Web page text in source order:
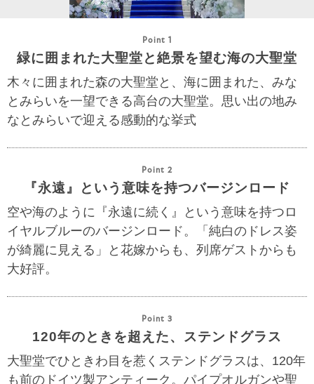
Point 1
緑に囲まれた大聖堂と絶景を望む海の大聖堂
木々に囲まれた森の大聖堂と、海に囲まれた、みな
とみらいを一望できる高台の大聖堂。思い出の地み
なとみらいで迎える感動的な挙式
Point 2
『永遠』という意味を持つバージンロード
空や海のように『永遠に続く』という意味を持つロ
イヤルブルーのバージンロード。「純白のドレス姿
が綺麗に見える」と花嫁からも、列席ゲストからも
大好評。
Point 3
120年のときを超えた、ステンドグラス
大聖堂でひときわ目を惹くステンドグラスは、120年
も前のドイツ製アンティーク。パイプオルガンや聖